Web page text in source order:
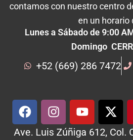
contamos con nuestro centro
en un horario
Lunes a Sábado de 9:00
Domingo
+52 (669) 286 7472
Ave. Luis Zúñiga 612, Col.